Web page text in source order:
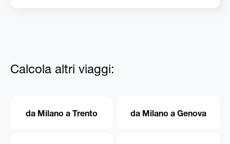
Calcola altri viaggi:
da Milano a Trento da Milano a Genova